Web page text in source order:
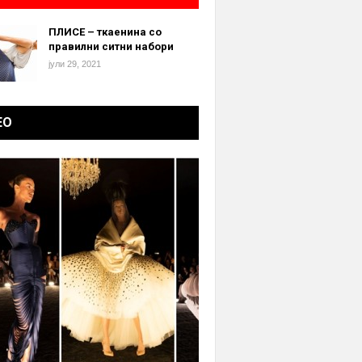
ПЛИСЕ – ткаенина со
правилни ситни набори
јули 29, 2021